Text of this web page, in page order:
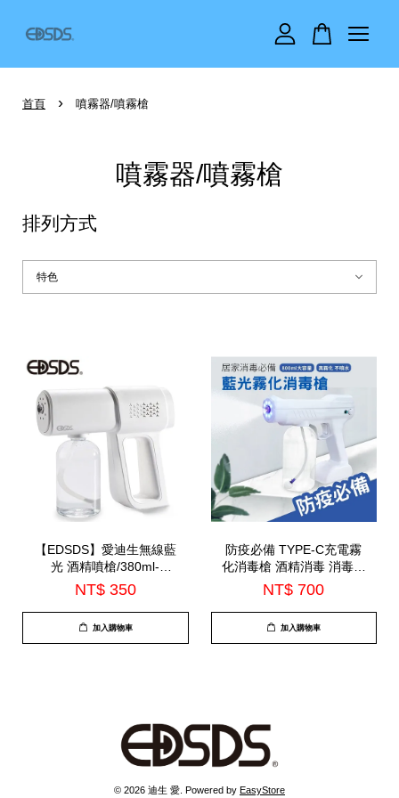
首頁 › 噴霧器/噴霧槍
噴霧器/噴霧槍
排列方式
【EDSDS】愛迪生無線藍
光 酒精噴槍/380ml-
(C3801)
NT$ 350
加入購物車
防疫必備 TYPE-C充電霧
化消毒槍 酒精消毒 消毒噴
霧槍 USB充電 居家清潔
車用清潔(C13-1)
NT$ 700
加入購物車
© 2026 迪生 愛. Powered by EasyStore
您的購物車目前還是空的。